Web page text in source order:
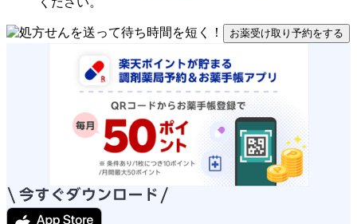
お薬受け取り予約をする